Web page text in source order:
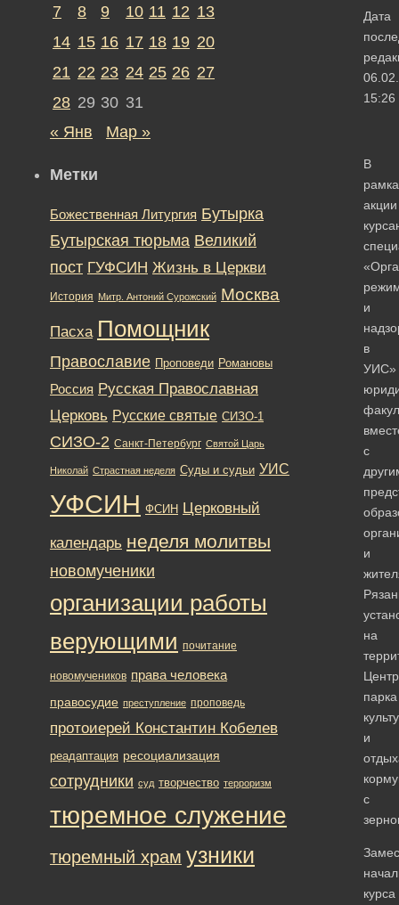
Дата
15:26
В
акции
и
в
УИС»
с
и
на
парка
и
с
курса
7 8 9 10 11 12 13
14 15 16 17 18 19 20
21 22 23 24 25 26 27
28 29 30 31
« Янв
Мар »
Метки
Божественная Литургия Бутырка
Бутырская тюрьма Великий
пост ГУФСИН Жизнь в Церкви
История Митр. Антоний Сурожский Москва
Пасха Помощник
Православие Проповеди Романовы
Россия Русская Православная
Церковь Русские святые СИЗО-1
СИЗО-2 Санкт-Петербург Святой Царь
Николай Страстная неделя Суды и судьи УИС
УФСИН ФСИН Церковный
календарь неделя молитвы
новомученики
организации работы
верующими почитание
новомучеников права человека
правосудие преступление проповедь
протоиерей Константин Кобелев
реадаптация ресоциализация
сотрудники суд творчество терроризм
тюремное служение
тюремный храм узники